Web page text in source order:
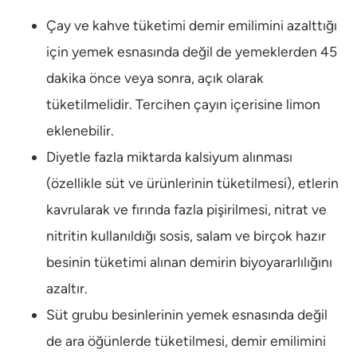
Çay ve kahve tüketimi demir emilimini azalttığı
için yemek esnasında değil de yemeklerden 45
dakika önce veya sonra, açık olarak
tüketilmelidir. Tercihen çayın içerisine limon
eklenebilir.
Diyetle fazla miktarda kalsiyum alınması
(özellikle süt ve ürünlerinin tüketilmesi), etlerin
kavrularak ve fırında fazla pişirilmesi, nitrat ve
nitritin kullanıldığı sosis, salam ve birçok hazır
besinin tüketimi alınan demirin biyoyararlılığını
azaltır.
Süt grubu besinlerinin yemek esnasında değil
de ara öğünlerde tüketilmesi, demir emilimini